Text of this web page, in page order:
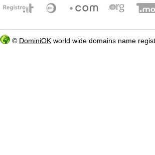
© DominiOK world wide domains name